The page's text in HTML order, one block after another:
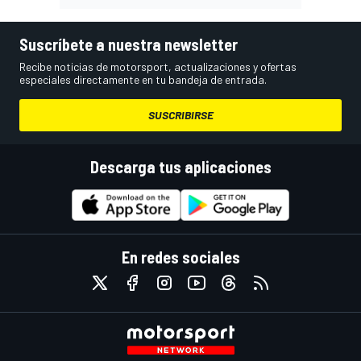
Suscríbete a nuestra newsletter
Recibe noticias de motorsport, actualizaciones y ofertas
especiales directamente en tu bandeja de entrada.
SUSCRIBIRSE
Descarga tus aplicaciones
En redes sociales